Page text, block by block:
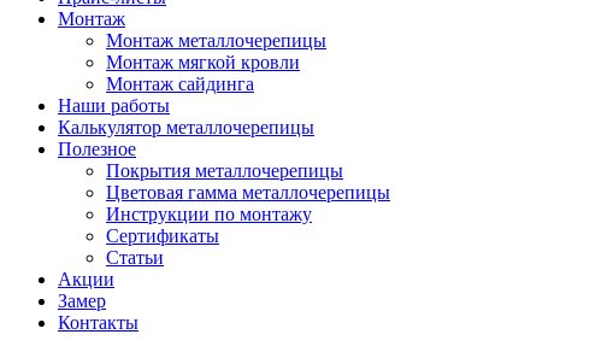
Монтаж
Монтаж металлочерепицы
Монтаж мягкой кровли
Монтаж сайдинга
Наши работы
Калькулятор металлочерепицы
Полезное
Покрытия металлочерепицы
Цветовая гамма металлочерепицы
Инструкции по монтажу
Сертификаты
Статьи
Акции
Замер
Контакты